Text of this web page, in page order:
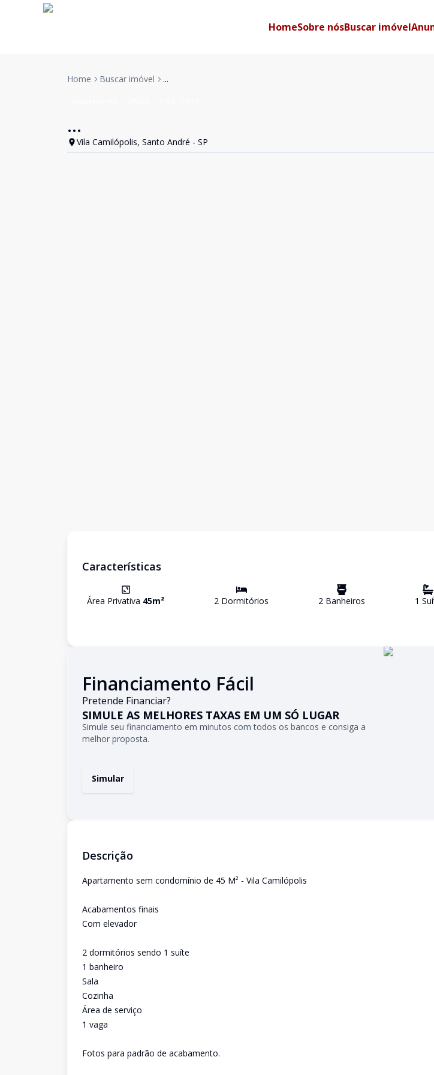
HomeSobre nósBuscar imóvel
Home Buscar imóvel ...
...
Vila Camilópolis, Santo André - SP
Características
Área Privativa 45m² 2 Dormitórios 2 Banheiros 1
Financiamento Fácil
Pretende Financiar?
SIMULE AS MELHORES TAXAS EM UM SÓ LUGAR
Simule seu financiamento em minutos com todos os bancos e consiga a
melhor proposta.
Simular
Descrição
Apartamento sem condomínio de 45 M² - Vila Camilópolis
Acabamentos finais
Com elevador
2 dormitórios sendo 1 suíte
1 banheiro
Sala
Cozinha
Área de serviço
1 vaga
Fotos para padrão de acabamento.